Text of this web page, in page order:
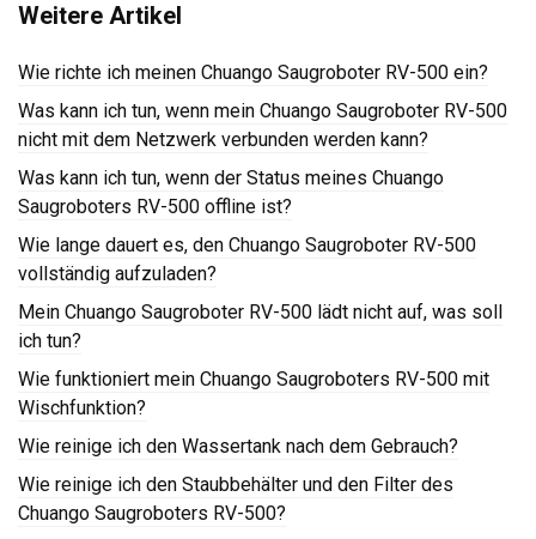
Weitere Artikel
Wie richte ich meinen Chuango Saugroboter RV-500 ein?
Was kann ich tun, wenn mein Chuango Saugroboter RV-500
nicht mit dem Netzwerk verbunden werden kann?
Was kann ich tun, wenn der Status meines Chuango
Saugroboters RV-500 offline ist?
Wie lange dauert es, den Chuango Saugroboter RV-500
vollständig aufzuladen?
Mein Chuango Saugroboter RV-500 lädt nicht auf, was soll
ich tun?
Wie funktioniert mein Chuango Saugroboters RV-500 mit
Wischfunktion?
Wie reinige ich den Wassertank nach dem Gebrauch?
Wie reinige ich den Staubbehälter und den Filter des
Chuango Saugroboters RV-500?